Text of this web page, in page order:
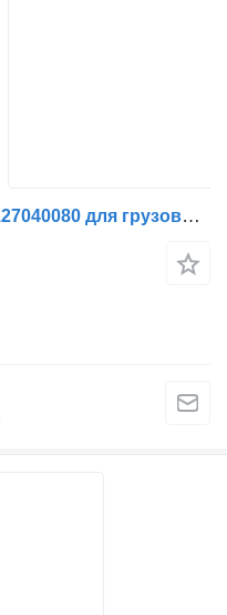
Пневмокомпрессор Volvo 4127040080 для грузовика Volvo